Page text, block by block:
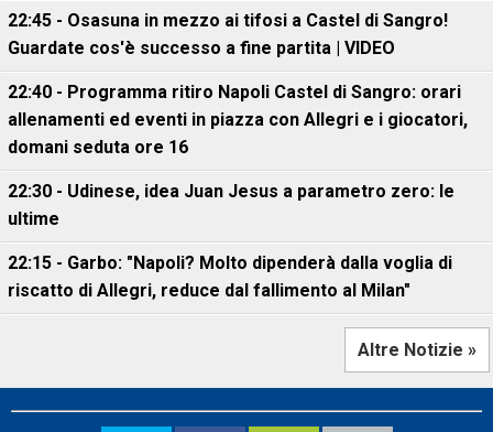
22:45 - Osasuna in mezzo ai tifosi a Castel di Sangro!
Guardate cos'è successo a fine partita | VIDEO
22:40 - Programma ritiro Napoli Castel di Sangro: orari
allenamenti ed eventi in piazza con Allegri e i giocatori,
domani seduta ore 16
22:30 - Udinese, idea Juan Jesus a parametro zero: le
ultime
22:15 - Garbo: "Napoli? Molto dipenderà dalla voglia di
riscatto di Allegri, reduce dal fallimento al Milan"
Altre Notizie »